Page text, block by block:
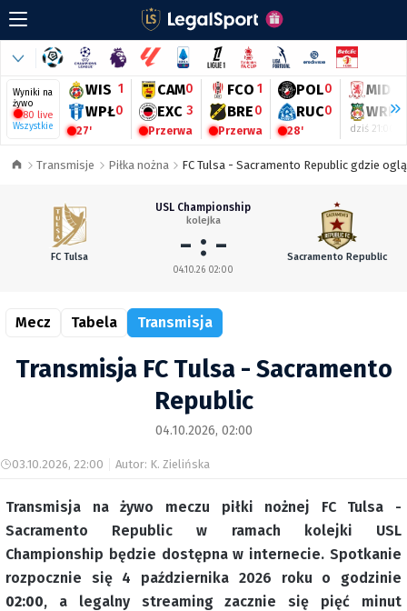
Wyniki na
żywo
80 live
Wszystkie
WIS 1
WPŁ0
27'
CAM0
EXC 3
Przerwa
FCO 1
BRE0
Przerwa
POL0
RUC0
28'
MID
WRE-
dziś 21:00
Transmisje Piłka nożna FC Tulsa - Sacramento Republic gdzie
FC Tulsa
USL Championship
kolejka
- : -
04.10.26 02:00
Sacramento Republic
Mecz Tabela Transmisja
Transmisja FC Tulsa - Sacramento
Republic
04.10.2026, 02:00
03.10.2026, 22:00 Autor: K. Zielińska
Transmisja na żywo meczu piłki nożnej FC Tulsa -
Sacramento Republic w ramach kolejki USL
Championship będzie dostępna w internecie. Spotkanie
rozpocznie się 4 października 2026 roku o godzinie
02:00, a legalny streaming zacznie się pięć minut